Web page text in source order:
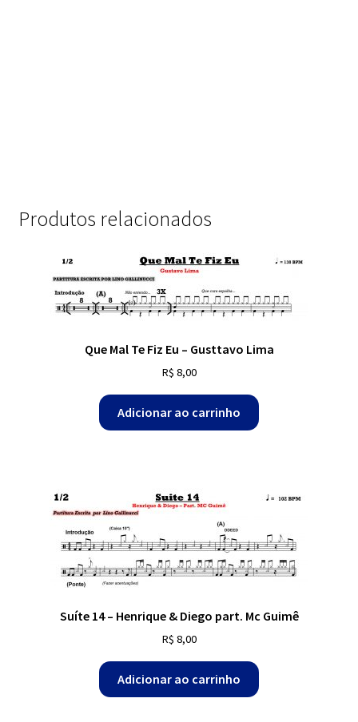
Produtos relacionados
Que Mal Te Fiz Eu – Gusttavo Lima
R$ 8,00
Adicionar ao carrinho
Suíte 14 – Henrique & Diego part. Mc Guimê
R$ 8,00
Adicionar ao carrinho